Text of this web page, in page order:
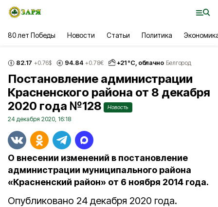
80 лет Победы Новости Статьи Политика
82.17 +0.76$ 94.84 +0.78€ +21°С, облачно Белгород
Постановление администрации
Красненского района от 8 декабря
2020 года №128
Новость
24 декабря 2020, 16:18
О внесении изменений в постановление
администрации муниципального района
«Красненский район» от 6 ноября 2014 года.
Опубликовано 24 декабря 2020 года.